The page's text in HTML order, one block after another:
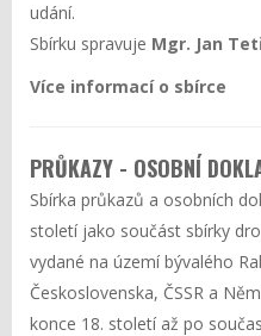
udání.
Sbírku spravuje Mgr. Jan
Více informací o sbírce
PRŮKAZY - OSOBNÍ
Sbírka průkazů a osobních
století jako součást sbírky
vydané na území bývalého
Československa, ČSSR a
konce 18. století až po